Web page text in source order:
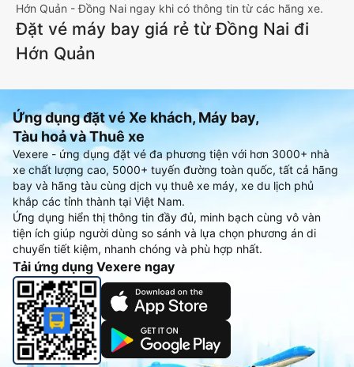
Hớn Quản - Đồng Nai ngay khi có thông tin từ các hãng xe.
Đặt vé máy bay giá rẻ từ Đồng Nai đi
Hớn Quản
Ứng dụng đặt vé Xe khách, Máy bay,
Tàu hoả và Thuê xe
Vexere - ứng dụng đặt vé đa phương tiện với hơn 3000+ nhà
xe chất lượng cao, 5000+ tuyến đường toàn quốc, tất cả hãng
bay và hãng tàu cùng dịch vụ thuê xe máy, xe du lịch phủ
khắp các tỉnh thành tại Việt Nam.
Ứng dụng hiển thị thông tin đầy đủ, minh bạch cùng vô vàn
tiện ích giúp người dùng so sánh và lựa chọn phương án di
chuyển tiết kiệm, nhanh chóng và phù hợp nhất.
Tải ứng dụng Vexere ngay